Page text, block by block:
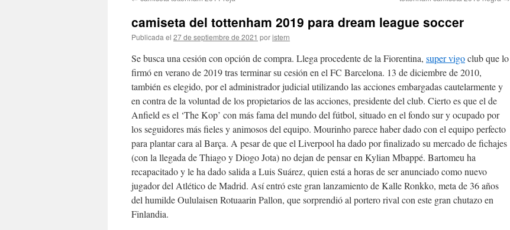
contenido
camiseta del tottenham 2019 para dream league soccer
Publicada el 27 de septiembre de 2021 poristern
Se busca una cesión con opción de compra. Llega procedente de la Fiorentina, super vigoclub que lo
firmó en verano de 2019 tras terminar su cesión en el FC Barcelona. 13 de diciembre de 2010,
también es elegido, por el administrador judicial utilizando las acciones embargadas cautelarmente y
en contra de la voluntad de los propietarios de las acciones, presidente del club. Cierto es que el de
Anfield es el ‘The Kop’ con más fama del mundo del fútbol, situado en el fondo sur y ocupado por
los seguidores más fieles y animosos del equipo. Mourinho parece haber dado con el equipo perfecto
para plantar cara al Barça. A pesar de que el Liverpool ha dado por finalizado su mercado de fichajes
(con la llegada de Thiago y Diogo Jota) no dejan de pensar en Kylian Mbappé. Bartomeu ha
recapacitado y le ha dado salida a Luis Suárez, quien está a horas de ser anunciado como nuevo
jugador del Atlético de Madrid. Así entró este gran lanzamiento de Kalle Ronkko, meta de 36 años
del humilde Oululaisen Rotuaarin Pallon, que sorprendió al portero rival con este gran chutazo en
Finlandia.